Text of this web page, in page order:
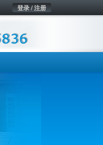
登录 / 注册